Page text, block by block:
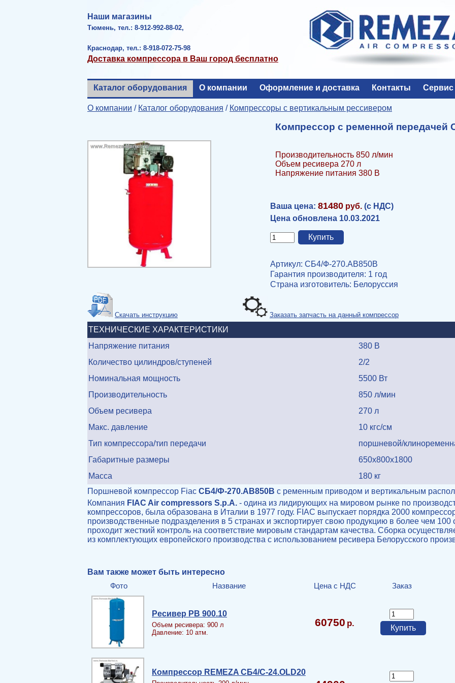
Наши магазины
Тюмень, тел.: 8-912-992-88-02,
Краснодар, тел.: 8-918-072-75-98
Доставка компрессора в Ваш город бесплатно
Каталог оборудования О компании Оформление и доставка Контакты Сервис
О компании / Каталог оборудования / Компрессоры с вертикальным рессивером
Компрессор с ременной
Производительность 850 л/мин
Объем ресивера 270 л
Напряжение питания 380 В
Ваша цена: 81480 руб. (с НДС)
Цена обновлена 10.03.2021
Артикул: СБ4/Ф-270.АВ850В
Гарантия производителя: 1 год
Страна изготовитель: Белоруссия
Скачать инструкцию Заказать запчасть на данный компрессор
ТЕХНИЧЕСКИЕ ХАРАКТЕРИСТИКИ
Напряжение питания
380 В
Количество цилиндров/ступеней
2/2
Номинальная мощность
5500 Вт
Производительность
850 л/мин
Объем ресивера
270 л
Макс. давление
10 кгс/см
Тип компрессора/тип передачи
поршневой/
Габаритные размеры
650х800х1800
Масса
180 кг
Поршневой компрессор Fiac СБ4/Ф-270.АВ850В с ременным приводом и вертикальным
Компания FIAC Air compressors S.p.A. - одина из лидирующих на мировом рынке по
компрессоров, была образована в Италии в 1977 году. FIAC выпускает порядка 2000
производственные подразделения в 5 странах и экспортирует свою продукцию в более чем
проходит жесткий контроль на соответствие мировым стандартам качества. Сборка
из комплектующих европейского производства с использованием ресивера Белорусского
Вам также может быть интересно
Фото Название Цена с НДС Заказ
Ресивер PB 900.10
Объем ресивера: 900 л
Давление: 10 атм.
60750
Компрессор REMEZA СБ4/С-24.OLD20